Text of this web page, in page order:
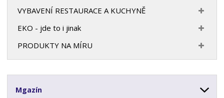
VYBAVENÍ RESTAURACE A KUCHYNĚ
EKO - jde to i jinak
PRODUKTY NA MÍRU
Mgazín